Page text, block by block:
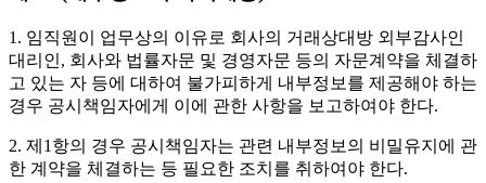
1. 임직원이 업무상의 이유로 회사의 거래상대방 외부감사인
대리인, 회사와 법률자문 및 경영자문 등의 자문계약을 체결하
고 있는 자 등에 대하여 불가피하게 내부정보를 제공해야 하는
경우 공시책임자에게 이에 관한 사항을 보고하여야 한다.
2. 제1항의 경우 공시책임자는 관련 내부정보의 비밀유지에 관
한 계약을 체결하는 등 필요한 조치를 취하여야 한다.